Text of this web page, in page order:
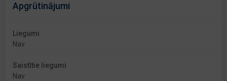
Apgrūtinājumi
Liegumi
Nav
Saistītie liegumi
Nav